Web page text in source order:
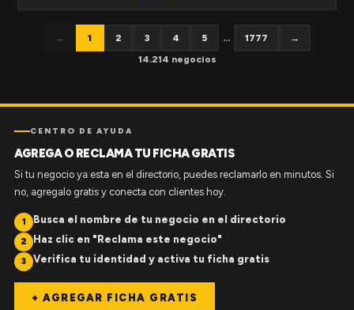
← 1 2 3 4 5 ... 1777
→
14.214 negocios
CENTRO DE AYUDA
AGREGA O RECLAMA TU FICHA GRATIS
Si tu negocio ya esta en el directorio, puedes reclamarlo en minutos. Si
no, agregalo gratis y conecta con clientes hoy.
1 Busca el nombre de tu negocio en el directorio
2 Haz clic en "Reclama este negocio"
3 Verifica tu identidad y activa tu ficha gratis
+ AGREGAR FICHA GRATIS